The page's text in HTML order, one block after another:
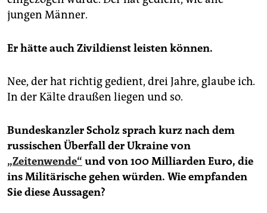
jungen Männer.
Er hätte auch Zivildienst leisten können.
Nee, der hat richtig gedient, drei Jahre, glaube ich.
In der Kälte draußen liegen und so.
Bundeskanzler Scholz sprach kurz nach dem
russischen Überfall der Ukraine von
„Zeitenwende“ und von 100 Milliarden Euro, die
ins Militärische gehen würden. Wie empfanden
Sie diese Aussagen?